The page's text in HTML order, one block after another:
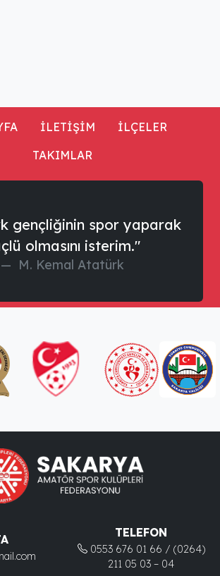
İLETİŞİM
İLÇELER
TAKIMLAR
gençliğinin spor yaparak
olmasını isterim."
M. Kemal Atatürk
TELEFON
0553 676 01 66 / (0264)
211 05 03 – 04